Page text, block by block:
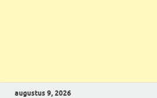
augustus 9, 2026